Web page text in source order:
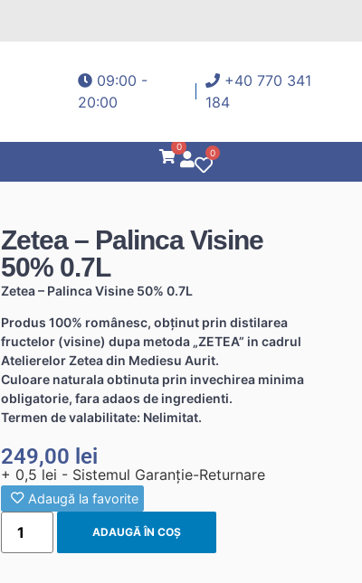
09:00 -
20:00
+40 770 341
184
0
0
Zetea – Palinca Visine
50% 0.7L
Zetea – Palinca Visine 50% 0.7L
Produs 100% românesc, obținut prin distilarea
fructelor (visine) dupa metoda „ZETEA” in cadrul
Atelierelor Zetea din Mediesu Aurit.
Culoare naturala obtinuta prin invechirea minima
obligatorie, fara adaos de ingredienti.
Termen de valabilitate: Nelimitat.
249,00 lei
+ 0,5 lei - Sistemul Garanție-Returnare
Adaugă la favorite
ADAUGĂ ÎN COȘ